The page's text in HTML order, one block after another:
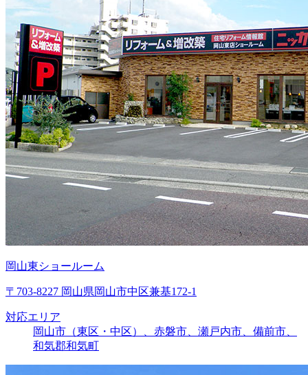
岡山東ショールーム
〒703-8227 岡山県岡山市中区兼基172-1
対応エリア
岡山市（東区・中区）、赤磐市、瀬戸内市、備前市、
和気郡和気町